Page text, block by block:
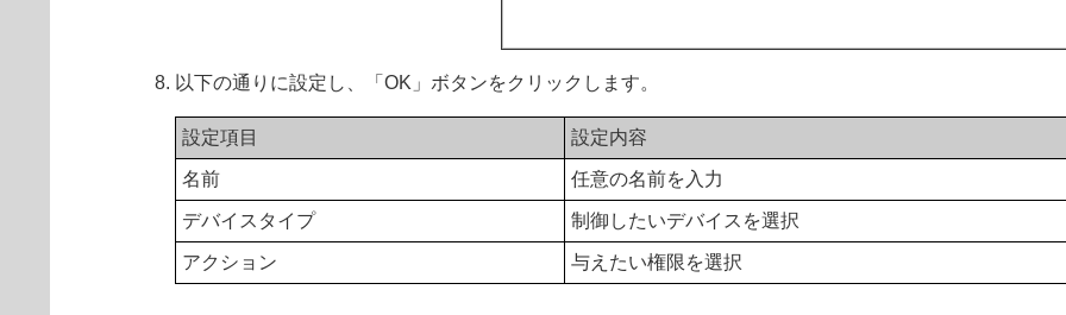
以下の通りに設定し、「OK」ボタンをクリックします。
設定項目 設定内容
名前 任意の名前を入力
デバイスタイプ 制御したいデバイスを選択
アクション 与えたい権限を選択